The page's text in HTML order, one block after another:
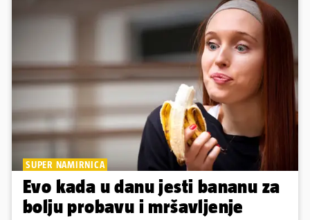
SUPER NAMIRNICA
Evo kada u danu jesti bananu za
bolju probavu i mršavljenje